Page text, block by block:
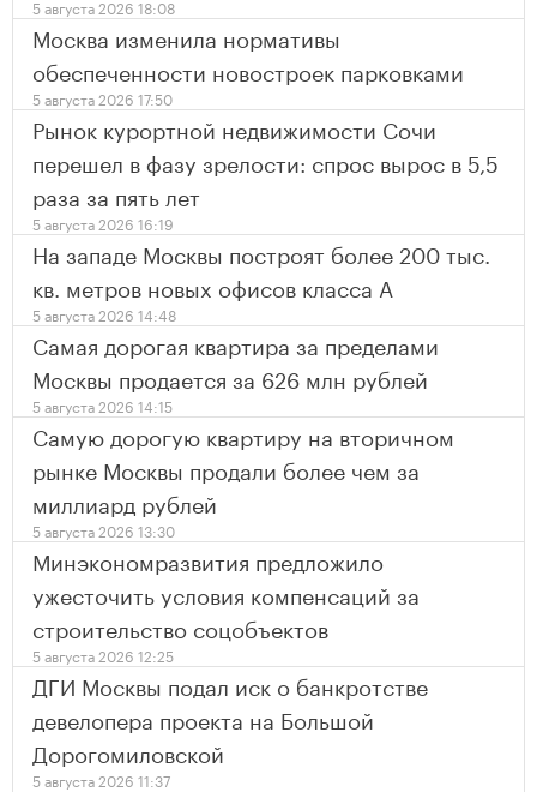
5 августа 2026 18:08
Москва изменила нормативы
обеспеченности новостроек парковками
5 августа 2026 17:50
Рынок курортной недвижимости Сочи
перешел в фазу зрелости: спрос вырос в 5,5
раза за пять лет
5 августа 2026 16:19
На западе Москвы построят более 200 тыс.
кв. метров новых офисов класса А
5 августа 2026 14:48
Самая дорогая квартира за пределами
Москвы продается за 626 млн рублей
5 августа 2026 14:15
Самую дорогую квартиру на вторичном
рынке Москвы продали более чем за
миллиард рублей
5 августа 2026 13:30
Минэкономразвития предложило
ужесточить условия компенсаций за
строительство соцобъектов
5 августа 2026 12:25
ДГИ Москвы подал иск о банкротстве
девелопера проекта на Большой
Дорогомиловской
5 августа 2026 11:37